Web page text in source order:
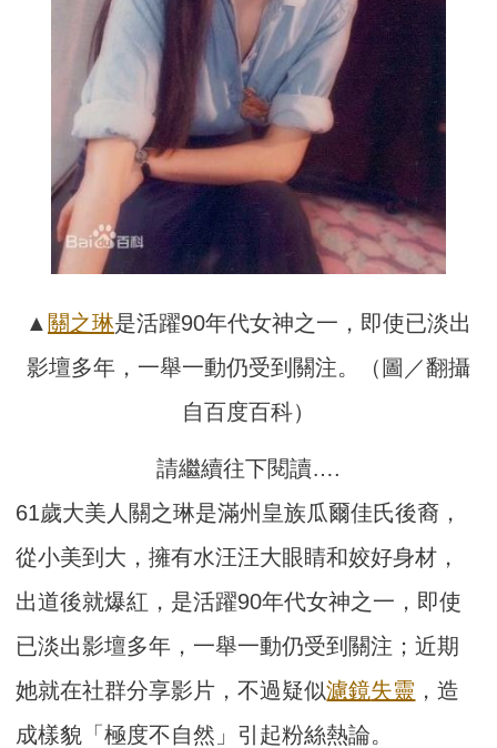
▲ 關之琳是活躍90年代女神之一，即使已淡出
影壇多年，一舉一動仍受到關注。（圖／翻攝
自百度百科）
請繼續往下閱讀….
61歲大美人關之琳是滿州皇族瓜爾佳氏後裔，
從小美到大，擁有水汪汪大眼睛和姣好身材，
出道後就爆紅，是活躍90年代女神之一，即使
已淡出影壇多年，一舉一動仍受到關注；近期
她就在社群分享影片，不過疑似濾鏡失靈 ，造
成樣貌「極度不自然」引起粉絲熱論。